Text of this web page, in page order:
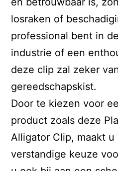
losraken of
professional bent in de
industrie of een
deze clip zal zeker
gereedschapskist.
Door te kiezen voor
product zoals deze
Alligator Clip, maakt
verstandige keuze